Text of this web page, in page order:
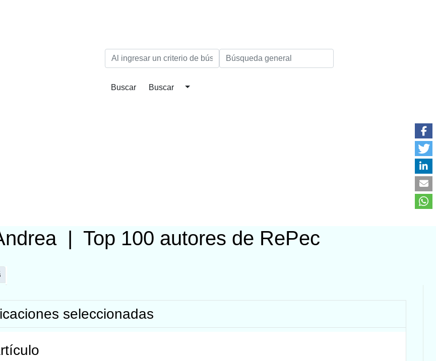
| Top 100 autores de RePec
seleccionadas